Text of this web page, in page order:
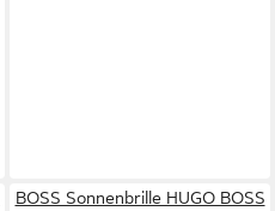
BOSS Sonnenbrille HUGO BOSS